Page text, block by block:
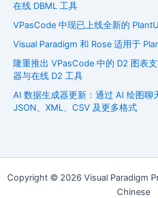
在线 DBML 工具
VPasCode 中现已上线全新的
Visual Paradigm 和 Rose 适用于
隆重推出 VPasCode 中的 D2 图表
器与在线 D2 工具
AI 数据生成器更新：通过 AI 绘图聊
JSON、XML、CSV 及更多格式
Copyright © 2026 Visual Paradigm
Chinese